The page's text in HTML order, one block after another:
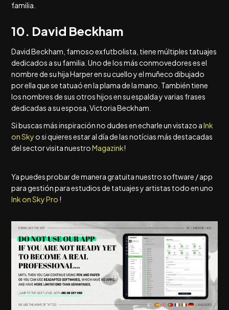
familia.
10. David Beckham
David Beckham, famoso exfutbolista, tiene múltiples tatuajes
dedicados a su familia. Uno de los más conmovedores es el
nombre de su hija Harper en su cuello y el muñeco dibujado
por ella que se tatuaó en la plama de la mano. También tiene
los nombres de sus otros hijos en su espalda y varias frases
dedicadas a su esposa, Victoria Beckham.
Si buscas más inspiración no dudes en echarle un vistazo aInk
on Sky o si quieres estar al día de las notícias más destacadas
del sector visita nuestroMagazink!
Ya puedes probar de manera gratuita nuestro software / app
para gestión para estudios de tatuajes y artistas todo en uno
Ink on Sky Pro !